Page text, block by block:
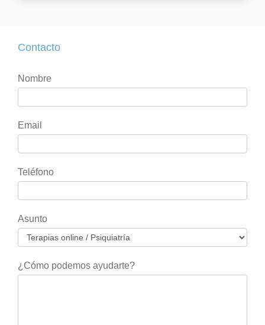
Contacto
Contacto
Si
eres
humano,
deja
este
blanco.
Nombre
Email
Teléfono
Asunto
¿Cómo podemos ayudarte?